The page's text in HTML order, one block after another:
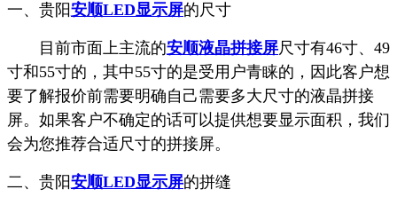
一、贵阳安顺LED显示屏的尺寸
目前市面上主流的安顺液晶拼接屏尺寸有46寸、49
寸和55寸的，其中55寸的是受用户青睐的，因此客户想
要了解报价前需要明确自己需要多大尺寸的液晶拼接
屏。如果客户不确定的话可以提供想要显示面积，我们
会为您推荐合适尺寸的拼接屏。
二、贵阳安顺LED显示屏的拼缝